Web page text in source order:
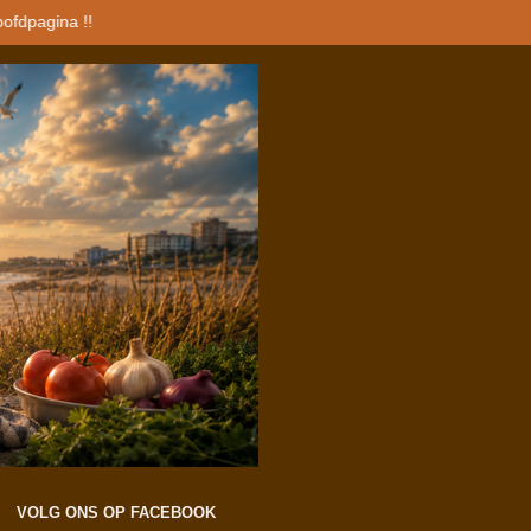
!!
VOLG ONS OP FACEBOOK